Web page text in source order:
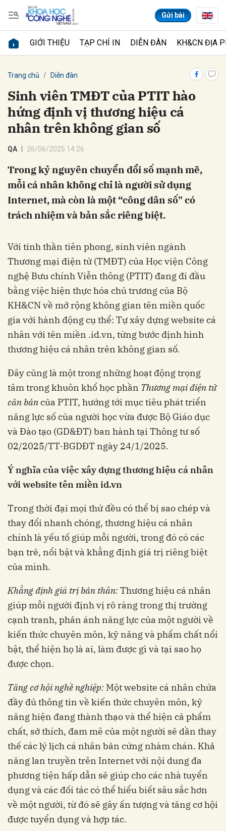
Gửi bài
GIỚI THIỆU TẠP CHÍ IN DIỄN ĐÀN KH&CN ĐỊA
Trang chủ Diễn đàn
Sinh viên TMĐT của PTIT hào
hứng định vị thương hiệu cá
nhân trên không gian số
QA 26/06/2025 14:26
Trong kỷ nguyên chuyển đổi số mạnh mẽ,
mỗi cá nhân không chỉ là người sử dụng
Internet, mà còn là một “công dân số" có
trách nhiệm và bản sắc riêng biệt.
Với tinh thần tiên phong, sinh viên ngành
Thương mại điện tử (TMĐT) của Học viện Công
nghệ Bưu chính Viễn thông (PTIT) đang đi đầu
bằng việc hiện thực hóa chủ trương của Bộ
KH&CN về mở rộng không gian tên miền quốc
gia với hành động cụ thể: Tự xây dựng website cá
nhân với tên miền .id.vn, từng bước định hình
thương hiệu cá nhân trên không gian số.
Đây cũng là một trong những hoạt động trọng
tâm trong khuôn khổ học phần Thương mại điện tử
căn bảncủa PTIT, hướng tới mục tiêu phát triển
năng lực số của người học vừa được Bộ Giáo dục
và Đào tạo (GD&ĐT) ban hành tại Thông tư số
02/2025/TT-BGDĐT ngày 24/1/2025.
Ý nghĩa của việc xây dựng thương hiệu cá nhân
với website tên miền id.vn
Trong thời đại mọi thứ đều có thể bị sao chép và
thay đổi nhanh chóng, thương hiệu cá nhân
chính là yếu tố giúp mỗi người, trong đó có các
bạn trẻ, nổi bật và khẳng định giá trị riêng biệt
của mình.
Khẳng định giá trị bản thân:Thương hiệu cá nhân
giúp mỗi người định vị rõ ràng trong thị trường
cạnh tranh, phản ánh năng lực của một người về
kiến thức chuyên môn, kỹ năng và phẩm chất nổi
bật, thể hiện họ là ai, làm được gì và tại sao họ
được chọn.
Tăng cơ hội nghề nghiệp: Một website cá nhân chứa
đầy đủ thông tin về kiến thức chuyên môn, kỹ
năng hiện đang thành thạo và thể hiện cả phẩm
chất, sở thích, đam mê của một người sẽ dần thay
thế các lý lịch cá nhân bản cứng nhàm chán. Khả
năng lan truyền trên Internet với nội dung đa
phương tiện hấp dẫn sẽ giúp cho các nhà tuyển
dụng và các đối tác có thể hiểu biết sâu sắc hơn
về một người, từ đó sẽ gây ấn tượng và tăng cơ hội
được tuyển dụng và hợp tác.
Gửi bình luận
Hủy Gửi